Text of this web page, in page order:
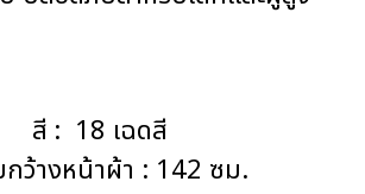
สี : 18 เฉดสี
กว้างหน้าผ้า : 142 ซม.